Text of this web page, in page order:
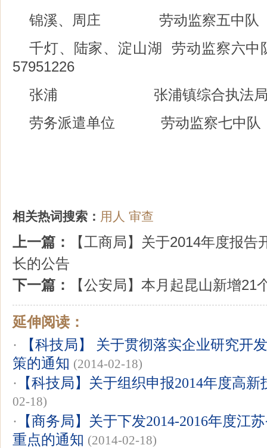
锦溪、周庄 劳动监察五中队
千灯、陆家、淀山湖 劳动监察六
57951226
张浦 张浦镇综合执法局 电
劳务派遣单位 劳动监察七中队
相关热词搜索： 用人 审查
上一篇：
【工商局】关于2014年度报
长的公告
下一篇：
【公安局】本月起昆山新增21
延伸阅读：
· 【科技局】 关于贯彻落实企业研究开
策的通知 (2014-02-18)
· 【科技局】关于组织申报2014年度高
02-18)
· 【商务局】关于下发2014-2016年度江
重点的通知 (2014-02-18)